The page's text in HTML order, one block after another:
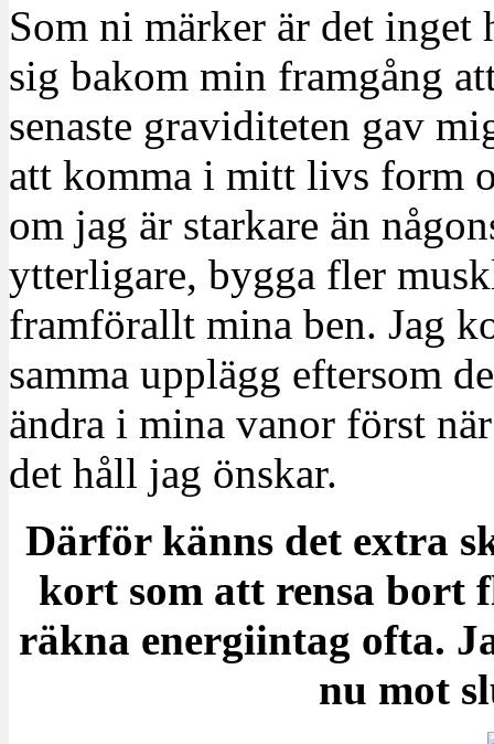
Som ni märker är det inget
sig bakom min framgång
senaste graviditeten gav
att komma i mitt livs form
om jag är starkare än
ytterligare, bygga fler
framförallt mina ben. Jag
samma upplägg eftersom
ändra i mina vanor först
det håll jag önskar.
Därför känns det extra
kort som att rensa bort
räkna energiintag ofta.
nu mot